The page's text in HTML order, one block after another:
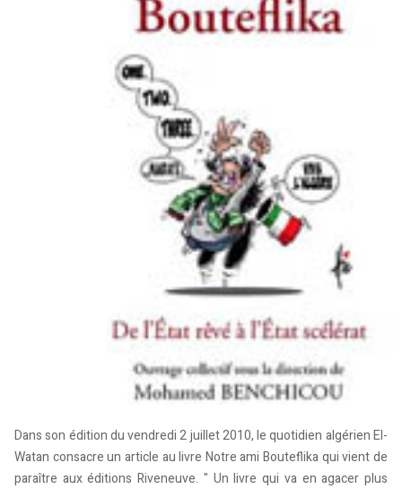
Dans son édition du vendredi 2 juillet 2010, le quotidien algérien El-
Watan consacre un article au livre Notre ami Bouteflika qui vient de
paraître aux éditions Riveneuve. " Un livre qui va en agacer plus